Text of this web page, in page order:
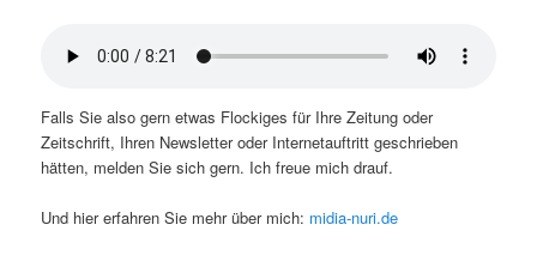
Falls Sie also gern etwas Flockiges für Ihre Zeitung oder
Zeitschrift, Ihren Newsletter oder Internetauftritt geschrieben
hätten, melden Sie sich gern. Ich freue mich drauf.
Und hier erfahren Sie mehr über mich: midia-nuri.de